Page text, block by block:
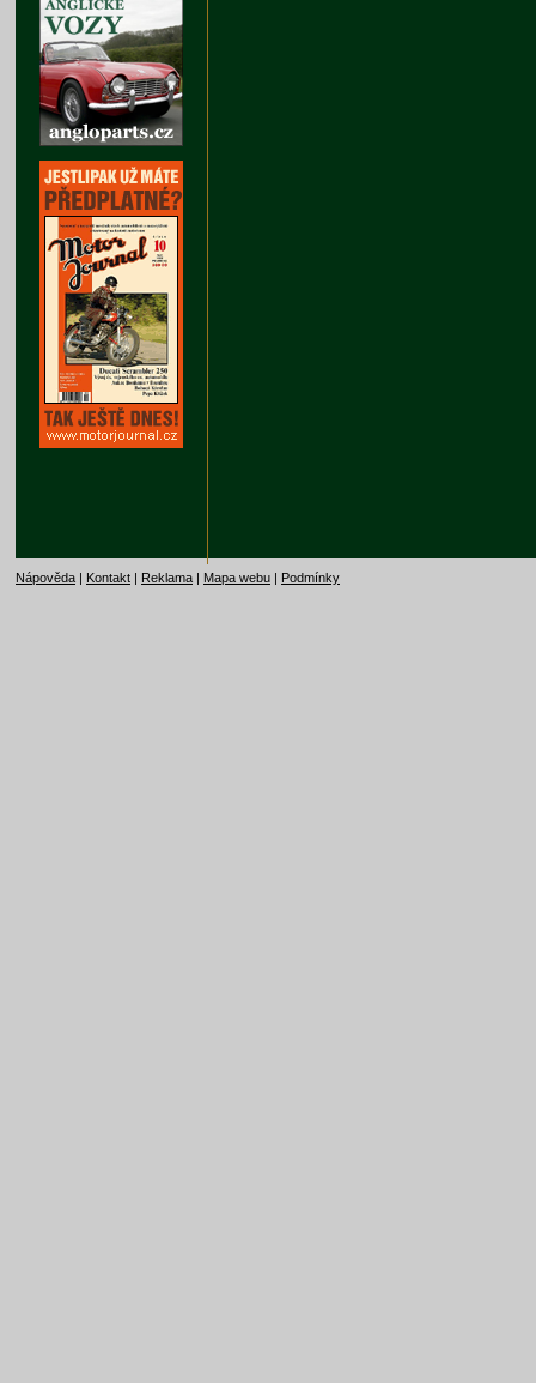
Nápověda | Kontakt | Reklama | Mapa webu | Podmínky